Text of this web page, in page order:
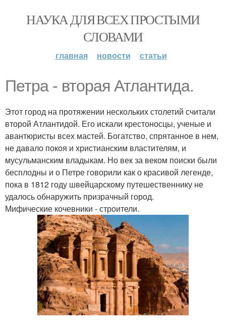
НАУКА ДЛЯ ВСЕХ ПРОСТЫМИ
СЛОВАМИ
главная новости статьи
Петра - вторая Атлантида.
Этот город на протяжении нескольких столетий считали
второй Атлантидой. Его искали крестоносцы, ученые и
авантюристы всех мастей. Богатство, спрятанное в нем,
не давало покоя и христианским властителям, и
мусульманским владыкам. Но век за веком поиски были
бесплодны и о Петре говорили как о красивой легенде,
пока в 1812 году швейцарскому путешественнику не
удалось обнаружить призрачный город.
Мифические кочевники - строители.